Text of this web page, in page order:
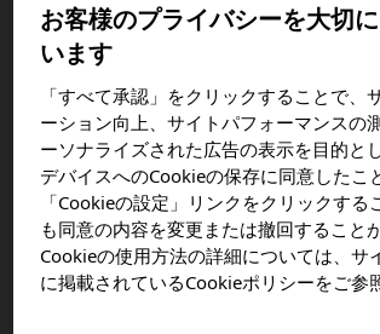
ログイン
イロクテイト
インスリン アスパルト BS注
インスリン リスプロ BS注
インタール
エフルエルダ
エホチール
エボルトラ
エラプレース
お客様のプライバシーを大切
います
「すべて承認」をクリックすることで、
ーション向上、サイトパフォーマンスの
ーソナライズされた広告の表示を目的と
デバイスへのCookieの保存に同意したこ
「Cookieの設定」リンクをクリックする
も同意の内容を変更または撤回すること
Cookieの使用方法の詳細については、サ
に掲載されているCookieポリシーをご参